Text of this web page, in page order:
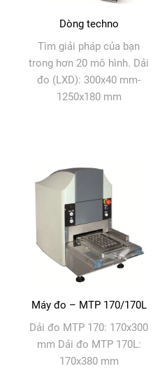
Dòng techno
Tìm giải pháp của bạn
trong hơn 20 mô hình. Dải
đo (LXD): 300x40 mm-
1250x180 mm
Máy đo – MTP 170/170L
Dải đo MTP 170: 170x300
mm Dải đo MTP 170L:
170x380 mm